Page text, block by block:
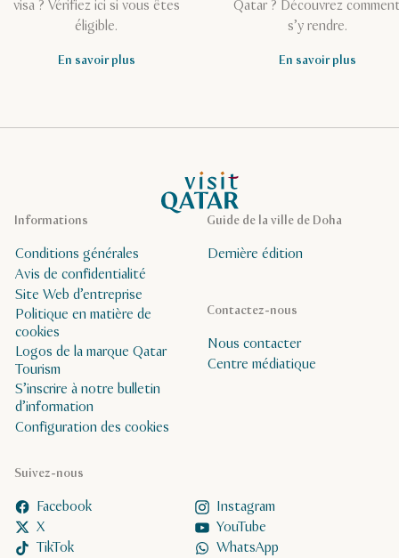
visa ? Vérifiez ici si vous êtes
éligible.
En savoir plus
Qatar ? Découvrez
s’y rendre.
En savoir plus
Page d’accueil de Visit Qatar
Guide de la ville de Doha
Dernière édition
Suivez-nous
Facebook
Instagram
X
YouTube
TikTok
WhatsApp
Contactez-nous
Nous contacter
Centre médiatique
Informations
Conditions générales
Avis de confidentialité
Site Web d’entreprise
Politique en matière de
cookies
Logos de la marque Qatar
Tourism
S’inscrire à notre bulletin
d’information
Configuration des cookies